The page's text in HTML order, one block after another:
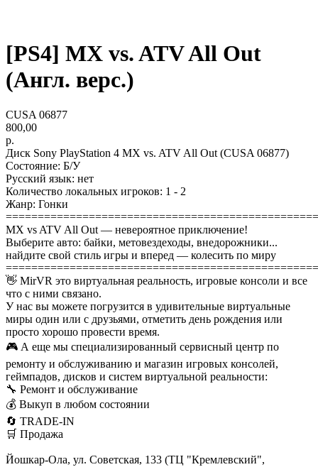
[PS4] MX vs. ATV All Out
(Англ. верс.)
CUSA 06877
800,00
р.
Диск Sony PlayStation 4 MX vs. ATV All Out (CUSA 06877)
Состояние: Б/У
Русский язык: нет
Количество локальных игроков: 1 - 2
Жанр: Гонки
MX vs ATV All Out — невероятное приключение!
Выберите авто: байки, метовездеходы, внедорожники...
найдите свой стиль игры и вперед — колесить по миру
👋 MirVR это виртуальная реальность, игровые консоли и все
что с ними связано.
У нас вы можете погрузится в удивительные виртуальные
миры один или с друзьями, отметить день рождения или
просто хорошо провести время.
🎮 А еще мы специализированный сервисный центр по
ремонту и обслуживанию и магазин игровых консолей,
геймпадов, дисков и систем виртуальной реальности:
🔧 Ремонт и обслуживание
💰 Выкуп в любом состоянии
🔄 TRADE-IN
🛒 Продажа
Йошкар-Ола, ул. Советская, 133 (ТЦ "Кремлевский",